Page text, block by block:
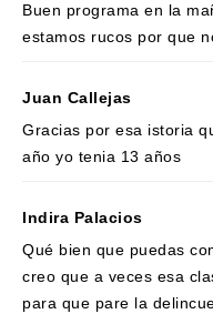
Buen programa en la
estamos rucos por que
Juan Callejas
Gracias por esa istoria
año yo tenia 13 años
Indira Palacios
Qué bien que puedas
creo que a veces esa
para que pare la